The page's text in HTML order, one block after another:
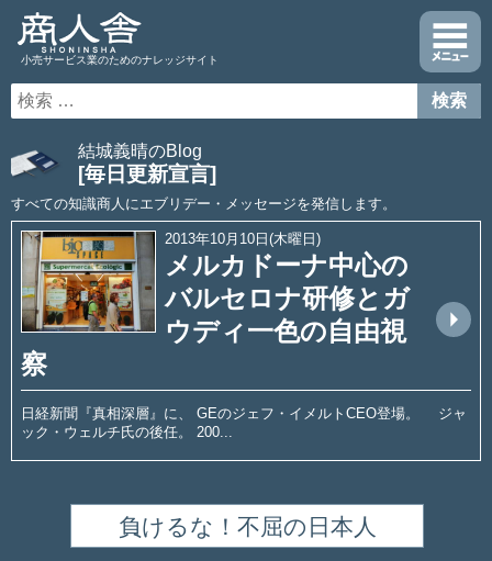
小売サービス業のためのナレッジサイト
結城義晴のBlog
[毎日更新宣言]
すべての知識商人にエブリデー・メッセージを発信します。
2013年10月10日(木曜日)
メルカドーナ中心の
バルセロナ研修とガ
ウディ一色の自由視
察
arrow_drop_up
日経新聞『真相深層』に、 GEのジェフ・イメルトCEO登場。 ジャ
ック・ウェルチ氏の後任。 200...
負けるな！不屈の日本人